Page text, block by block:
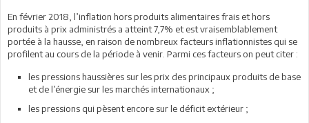
En février 2018, l’inflation hors produits alimentaires frais et hors
produits à prix administrés a atteint 7,7% et est vraisemblablement
portée à la hausse, en raison de nombreux facteurs inflationnistes qui se
profilent au cours de la période à venir. Parmi ces facteurs on peut citer :
les pressions haussières sur les prix des principaux produits de base
et de l’énergie sur les marchés internationaux ;
les pressions qui pèsent encore sur le déficit extérieur ;